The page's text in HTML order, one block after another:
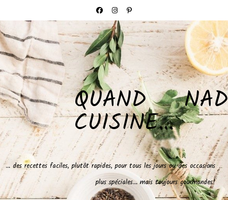
QUAND NAD
CUISINE…
… des recettes faciles, plutôt rapides, pour tous les jours ou des occasions
plus spéciales… mais toujours gourmandes!